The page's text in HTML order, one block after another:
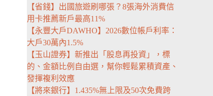
【省錢】出國旅遊刷哪張？8張海外消費信
用卡推薦新戶最高11%
【永豐大戶DAWHO】2026數位帳戶利率：
大戶30萬內1.5%
【玉山證券】新推出「股息再投資」，標
的、金額比例自由選，幫你輕鬆累積資產、
發揮複利效應
【將來銀行】1.435%無上限及50次免費跨